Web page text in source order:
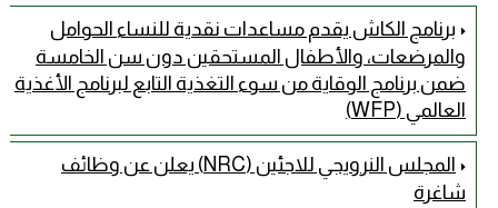
برنامج الكاش يقدم مساعدات نقدية للنساء الحوامل
والمرضعات، والأطفال المستحقين دون سن الخامسة
ضمن برنامج الوقاية من سوء التغذية التابع لبرنامج الأغذية
العالمي (WFP)
المجلس النرويجي للاجئين (NRC) يعلن عن وظائف
شاغرة